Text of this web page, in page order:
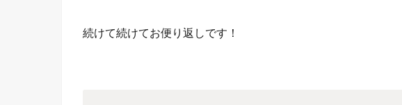
続けて続けてお便り返しです！